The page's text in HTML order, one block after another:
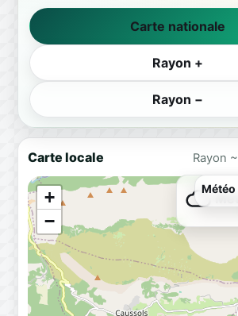
Carte nationale
Rayon +
Rayon −
Carte locale Rayon
+
−